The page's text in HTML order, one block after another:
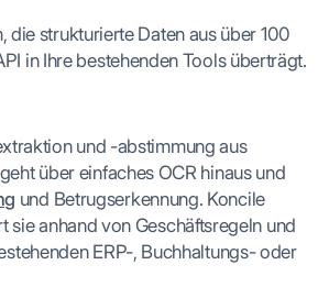
die strukturierte Daten aus über 100
in Ihre bestehenden Tools überträgt.
und -abstimmung aus
über einfaches OCR hinaus und
und Betrugserkennung. Koncile
anhand von Geschäftsregeln und
ERP-, Buchhaltungs- oder